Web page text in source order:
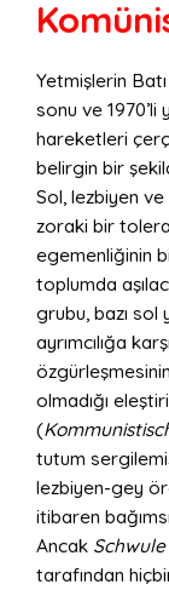
Yetmişlerin
sonu ve 1970’li
hareketleri
belirgin bir
Sol, lezbiyen
zoraki bir
egemenliğinin
toplumda
grubu, bazı sol
ayrımcılığa
olmadığı
(
tutum
lezbiyen-gey
itibaren
Ancak
tarafından